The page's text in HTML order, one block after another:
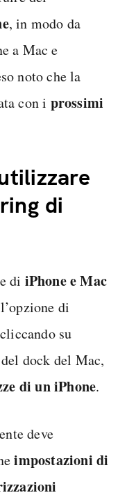
, in modo da
a Mac e
noto che la
con i prossimi
di
di iPhone e Mac
di
su
dock del Mac,
di un iPhone.
deve
impostazioni di